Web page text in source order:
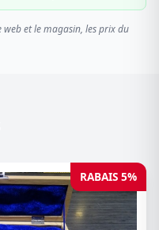
web et le magasin, les prix du
RABAIS 5%